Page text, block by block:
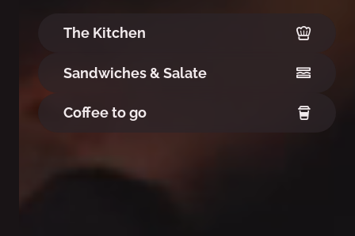
The Kitchen
Sandwiches & Salate
Coffee to go